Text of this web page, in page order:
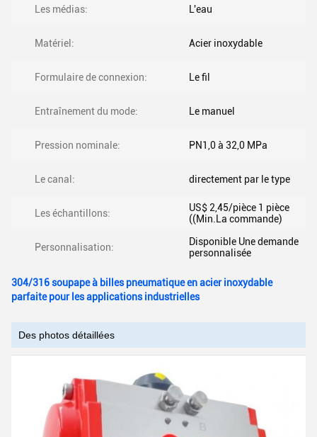
Les médias: L'eau
Matériel: Acier inoxydable
Formulaire de connexion: Le fil
Entraînement du mode: Le manuel
Pression nominale: PN1,0 à 32,0 MPa
Le canal: directement par le type
Les échantillons:
US$ 2,45/pièce 1 pièce
((Min.La commande)
Personnalisation:
Disponible Une demande
personnalisée
304/316 soupape à billes pneumatique en acier inoxydable
parfaite pour les applications industrielles
Des photos détaillées